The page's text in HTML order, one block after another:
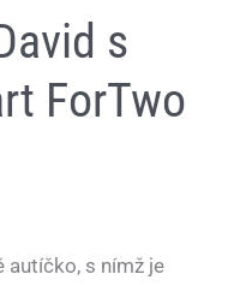
s
ForTwo
autíčko, s nímž je